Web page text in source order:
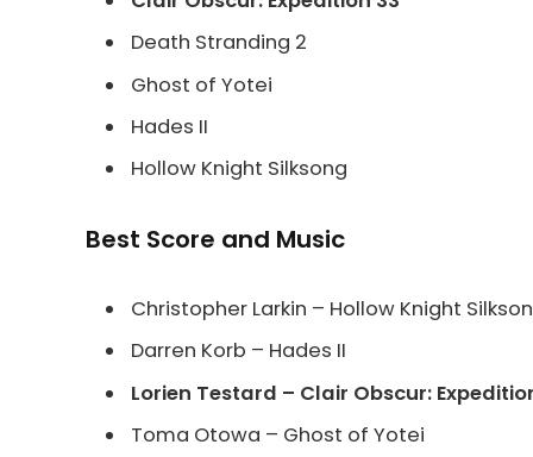
Death Stranding 2
Ghost of Yotei
Hades II
Hollow Knight Silksong
Best Score and Music
Christopher Larkin – Hollow Knight
Darren Korb – Hades II
Lorien Testard – Clair Obscur:
Toma Otowa – Ghost of Yotei